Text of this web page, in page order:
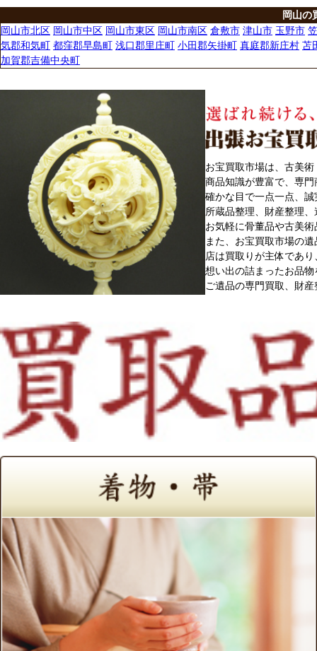
岡山の
岡山市北区 岡山市中区 岡山市東区 岡山市南区 倉敷市 津山市 玉野市
気郡和気町 都窪郡早島町 浅口郡里庄町 小田郡矢掛町 真庭郡新庄村 苫
加賀郡吉備中央町
お宝買取市場は、古美
商品知識が豊富で、専
確かな目で一点一点、
所蔵品整理、財産整理
お気軽に骨董品や古美
また、お宝買取市場の
店は買取りが主体であ
想い出の詰まったお品
ご遺品の専門買取、財